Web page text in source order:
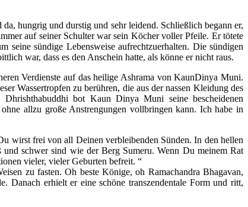
hungrig und durstig und sehr leidend. Schließlich begann er,
auf seiner Schulter war sein Köcher voller Pfeile. Er tötete
sündige Lebensweise aufrechtzuerhalten. Die sündigen
war, dass es den Anschein hatte, als könne er nicht raus.
Verdienste auf das heilige Ashrama von KaunDinya Muni.
Wassertropfen zu berühren, die aus der nassen Kleidung des
bot Kaun Dinya Muni seine bescheidenen
allzu große Anstrengungen vollbringen kann. Ich habe in
wirst frei von all Deinen verbleibenden Sünden. In den hellen
schwer sind wie der Berg Sumeru. Wenn Du meinem Rat
vieler, vieler Geburten befreit. “
zu fasten. Oh beste Könige, oh Ramachandra Bhagavan,
Danach erhielt er eine schöne transzendentale Form und ritt,